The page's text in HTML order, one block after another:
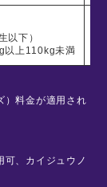
以下）
以上110kg未満
）料金が適用され
、カイジュウノ